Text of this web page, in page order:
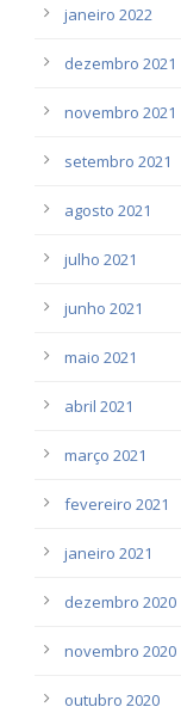
janeiro 2022
dezembro 2021
novembro 2021
setembro 2021
agosto 2021
julho 2021
junho 2021
maio 2021
abril 2021
março 2021
fevereiro 2021
janeiro 2021
dezembro 2020
novembro 2020
outubro 2020